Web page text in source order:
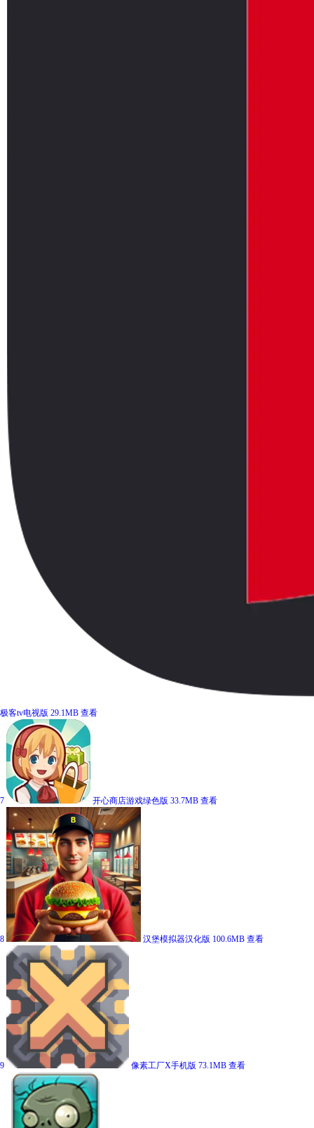
极客tv电视版 29.1MB 查看
7 开心商店游戏绿色版 33.7MB 查看
8 汉堡模拟器汉化版 100.6MB 查看
9 像素工厂X手机版 73.1MB 查看